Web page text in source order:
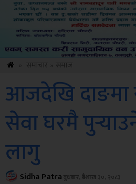
आजदेखि दाङमा
सेवा घरमै
लागु
Sidha Patraबुधबार, बैशाख ३०, २०८३